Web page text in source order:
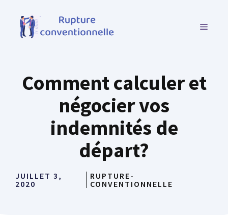
contenu
MENU
Comment calculer et
négocier vos
indemnités de
départ?
JUILLET 3,
2020
RUPTURE-
CONVENTIONNELLE